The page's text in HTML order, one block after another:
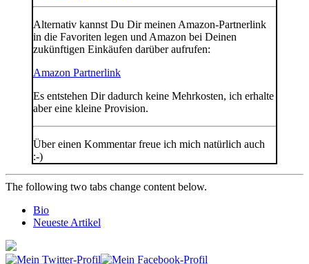
Alternativ kannst Du Dir meinen Amazon-Partnerlink
in die Favoriten legen und Amazon bei Deinen
zukünftigen Einkäufen darüber aufrufen:
Amazon Partnerlink
Es entstehen Dir dadurch keine Mehrkosten, ich erhalte
aber eine kleine Provision.
Über einen Kommentar freue ich mich natürlich auch
:-)
The following two tabs change content below.
Bio
Neueste Artikel